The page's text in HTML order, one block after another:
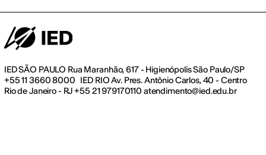
IED SÃO PAULO Rua Maranhão, 617 - Higienópolis São Paulo/SP
+55 11 3660 8000 IED RIO Av. Pres. Antônio Carlos, 40 - Centro
Rio de Janeiro - RJ +55 21 979170110 atendimento@ied.edu.br